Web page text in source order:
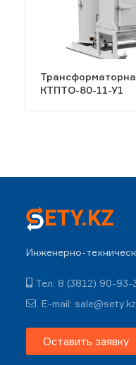
КТПТО-80-11-У1
Инженерно-
Тел: 8 (3812) 90-93-
E-mail: sale@sety.kz
Оставить заявку